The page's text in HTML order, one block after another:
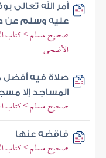
أمر الله تعالى
عليه وسلم عن
صحيح مسلم > كتاب
الأضحى
صلاة فيه أفضل
المساجد إلا
صحيح مسلم > كتاب
فاقضه عنها
صحيح مسلم > كتاب